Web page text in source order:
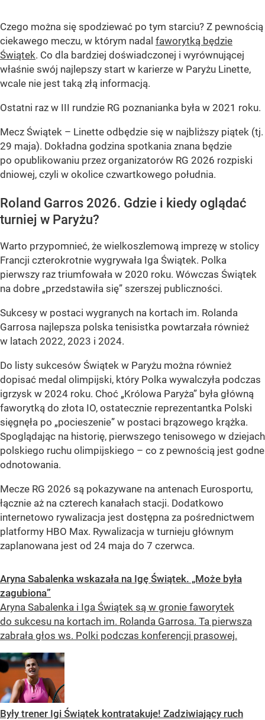
Czego można się spodziewać po tym starciu? Z pewnością
ciekawego meczu, w którym nadal faworytką będzie
Świątek. Co dla bardziej doświadczonej i wyrównującej
właśnie swój najlepszy start w karierze w Paryżu Linette,
wcale nie jest taką złą informacją.
Ostatni raz w III rundzie RG poznanianka była w 2021 roku.
Mecz Świątek – Linette odbędzie się w najbliższy piątek (tj.
29 maja). Dokładna godzina spotkania znana będzie
po opublikowaniu przez organizatorów RG 2026 rozpiski
dniowej, czyli w okolice czwartkowego południa.
Roland Garros 2026. Gdzie i kiedy oglądać
turniej w Paryżu?
Warto przypomnieć, że wielkoszlemową imprezę w stolicy
Francji czterokrotnie wygrywała Iga Świątek. Polka
pierwszy raz triumfowała w 2020 roku. Wówczas Świątek
na dobre „przedstawiła się” szerszej publiczności.
Sukcesy w postaci wygranych na kortach im. Rolanda
Garrosa najlepsza polska tenisistka powtarzała również
w latach 2022, 2023 i 2024.
Do listy sukcesów Świątek w Paryżu można również
dopisać medal olimpijski, który Polka wywalczyła podczas
igrzysk w 2024 roku. Choć „Królowa Paryża” była główną
faworytką do złota IO, ostatecznie reprezentantka Polski
sięgnęła po „pocieszenie” w postaci brązowego krążka.
Spoglądając na historię, pierwszego tenisowego w dziejach
polskiego ruchu olimpijskiego – co z pewnością jest godne
odnotowania.
Mecze RG 2026 są pokazywane na antenach Eurosportu,
łącznie aż na czterech kanałach stacji. Dodatkowo
internetowo rywalizacja jest dostępna za pośrednictwem
platformy HBO Max. Rywalizacja w turnieju głównym
zaplanowana jest od 24 maja do 7 czerwca.
Aryna Sabalenka wskazała na Igę Świątek. „Może była
zagubiona”
Aryna Sabalenka i Iga Świątek są w gronie faworytek
do sukcesu na kortach im. Rolanda Garrosa. Ta pierwsza
zabrała głos ws. Polki podczas konferencji prasowej.
Były trener Igi Świątek kontratakuje! Zadziwiający ruch